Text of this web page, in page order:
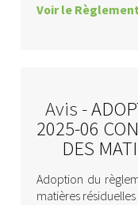
Voir le
Avis -
2025-06
DES
Adoption du
matières résiduelles